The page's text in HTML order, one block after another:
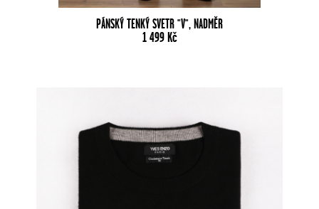
PÁNSKÝ TENKÝ SVETR "V", NADMĚR
1 499Kč